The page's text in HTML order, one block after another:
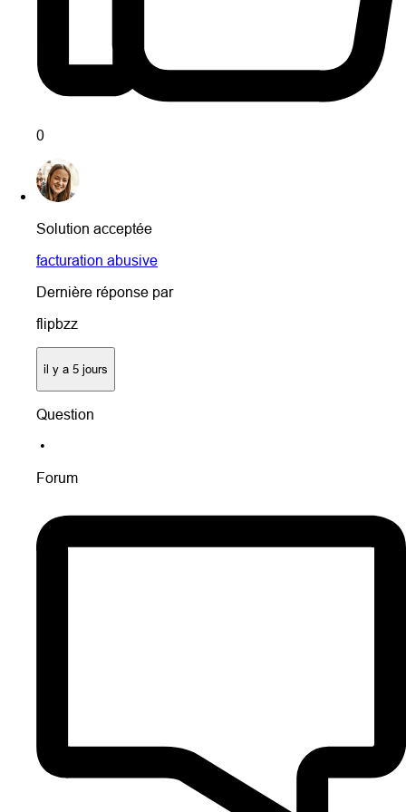
0
Solution acceptée
facturation abusive
Dernière réponse par
flipbzz
il y a 5 jours
Question
•
Forum